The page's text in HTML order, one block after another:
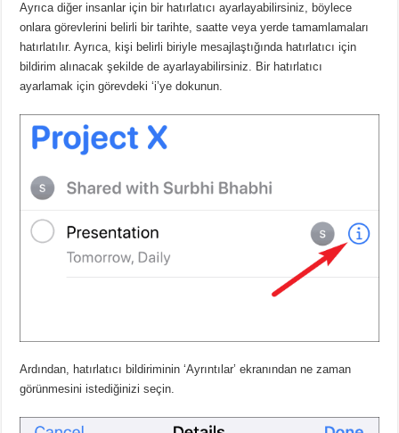
Ayrıca diğer insanlar için bir hatırlatıcı ayarlayabilirsiniz, böylece
onlara görevlerini belirli bir tarihte, saatte veya yerde tamamlamaları
hatırlatılır. Ayrıca, kişi belirli biriyle mesajlaştığında hatırlatıcı için
bildirim alınacak şekilde de ayarlayabilirsiniz. Bir hatırlatıcı
ayarlamak için görevdeki ‘i’ye dokunun.
Ardından, hatırlatıcı bildiriminin ‘Ayrıntılar’ ekranından ne zaman
görünmesini istediğinizi seçin.